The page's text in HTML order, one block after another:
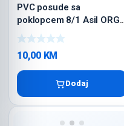
PVC posude sa
poklopcem 8/1 Asil ORG-
434
10,00 KM
Dodaj